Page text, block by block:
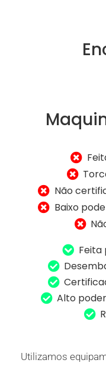
Não
Baixo
Feita
Alto
Utilizamos